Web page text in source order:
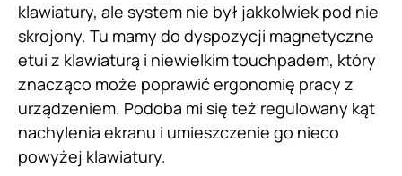
klawiatury, ale system nie był jakkolwiek pod nie
skrojony. Tu mamy do dyspozycji magnetyczne
etui z klawiaturą i niewielkim touchpadem, który
znacząco może poprawić ergonomię pracy z
urządzeniem. Podoba mi się też regulowany kąt
nachylenia ekranu i umieszczenie go nieco
powyżej klawiatury.